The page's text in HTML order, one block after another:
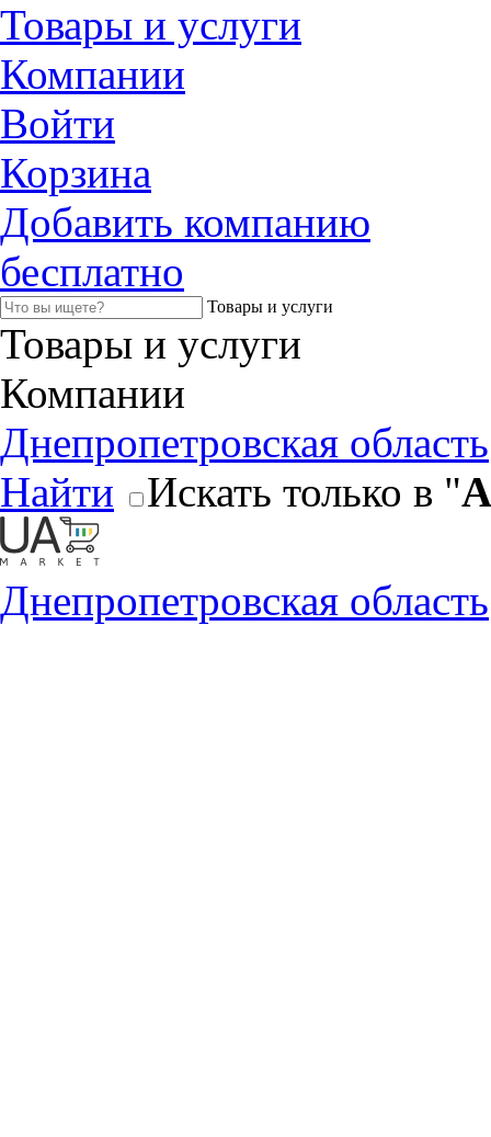
Товары и услуги
Компании
Войти
Корзина
Добавить компанию
бесплатно
Товары и услуги
Товары и услуги
Компании
Днепропетровская область
Найти
Искать только в "
Днепропетровская область